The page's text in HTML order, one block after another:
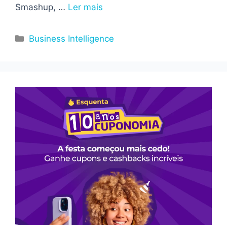
Smashup, … Ler mais
Categorias
Business Intelligence